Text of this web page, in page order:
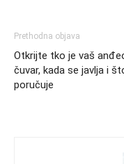
Prethodna objava
Otkrijte tko je vaš
čuvar, kada se javlja i
poručuje